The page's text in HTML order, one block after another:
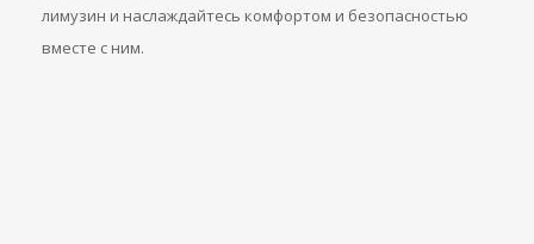
лимузин и наслаждайтесь комфортом и безопасностью
вместе с ним.